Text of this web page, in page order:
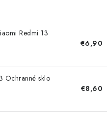
Redmi 13
€6,90
Ochranné sklo
€8,60